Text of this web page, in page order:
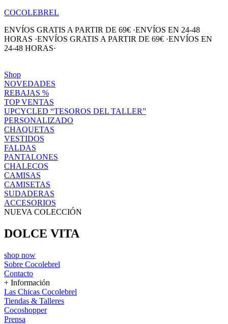
COCOLEBREL
ENVÍOS GRATIS A PARTIR DE 69€ ·ENVÍOS EN 24-48
HORAS ·ENVÍOS GRATIS A PARTIR DE 69€ ·ENVÍOS EN
24-48 HORAS·
Shop
NOVEDADES
REBAJAS %
TOP VENTAS
UPCYCLED “TESOROS DEL TALLER”
PERSONALIZADO
CHAQUETAS
VESTIDOS
FALDAS
PANTALONES
CHALECOS
CAMISAS
CAMISETAS
SUDADERAS
ACCESORIOS
NUEVA COLECCIÓN
DOLCE VITA
shop now
Sobre Cocolebrel
Contacto
+ Información
Las Chicas Cocolebrel
Tiendas & Talleres
Cocoshopper
Prensa